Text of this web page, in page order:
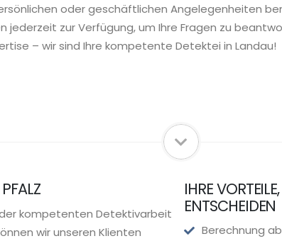
oder geschäftlichen Angelegenheiten
jederzeit zur Verfügung, um Ihre Fragen zu
– wir sind Ihre kompetente Detektei in Landau!
kompetenten Detektivarbeit
wir unseren Klienten
IHRE
ENTSCHEIDEN
Berechnung